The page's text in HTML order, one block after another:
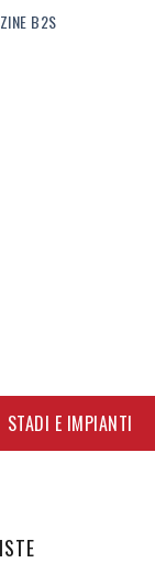
B2S
STADI E IMPIANTI